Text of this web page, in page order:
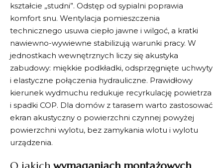
kształcie „studni”. Odstęp od sypialni poprawia
komfort snu. Wentylacja pomieszczenia
technicznego usuwa ciepło jawne i wilgoć, a kratki
nawiewno-wywiewne stabilizują warunki pracy. W
jednostkach wewnętrznych liczy się akustyka
zabudowy: miękkie podkładki, odsprzęgnięte uchwyty
i elastyczne połączenia hydrauliczne. Prawidłowy
kierunek wydmuchu redukuje recyrkulację powietrza
i spadki COP. Dla domów z tarasem warto zastosować
ekran akustyczny o powierzchni czynnej powyżej
powierzchni wylotu, bez zamykania wlotu i wylotu
urządzenia.